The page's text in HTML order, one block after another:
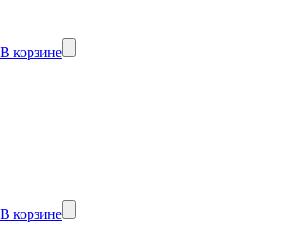
В корзине
В корзине